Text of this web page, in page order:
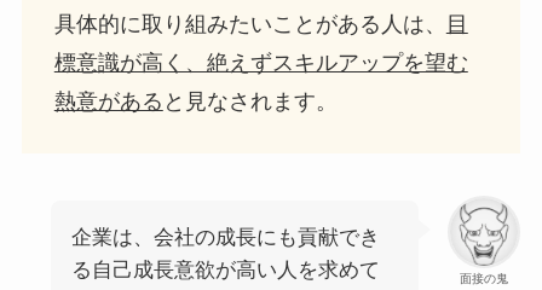
具体的に取り組みたいことがある人は、
目
標意識が高く、絶えずスキルアップを望む
熱意がある と見なされます。
面接の鬼
企業は、会社の成長にも貢献でき
る自己成長意欲が高い人を求めて